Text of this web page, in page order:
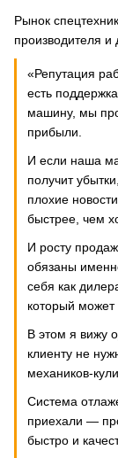
Рынок
производителя и
«Репутация
есть
машину, мы
прибыли.
И если наша
получит
плохие
быстрее, чем
И росту
обязаны
себя как
который может
В этом я вижу
клиенту не
механиков-
Система
приехали —
быстро и